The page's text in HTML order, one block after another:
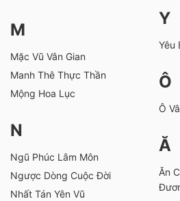
M
Mặc Vũ Vân Gian
Manh Thê Thực Thần
Mộng Hoa Lục
N
Ngũ Phúc Lâm Môn
Ngược Dòng Cuộc Đời
Nhất Tán Yên Vũ
Y
Yêu
Ô
Ô
Ă
Ăn